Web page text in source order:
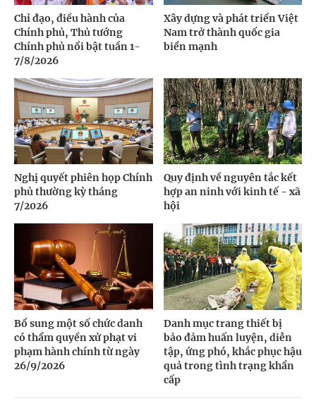
Chỉ đạo, điều hành của
Chính phủ, Thủ tướng
Chính phủ nổi bật tuần 1-
7/8/2026
Xây dựng và phát triển Việt
Nam trở thành quốc gia
biển mạnh
Nghị quyết phiên họp Chính
phủ thường kỳ tháng
7/2026
Quy định về nguyên tắc kết
hợp an ninh với kinh tế - xã
hội
Bổ sung một số chức danh
có thẩm quyền xử phạt vi
phạm hành chính từ ngày
26/9/2026
Danh mục trang thiết bị
bảo đảm huấn luyện, diễn
tập, ứng phó, khắc phục hậu
quả trong tình trạng khẩn
cấp